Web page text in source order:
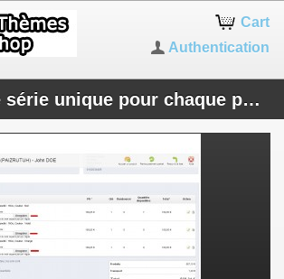
Cart
Authentication
Numéros de série unique pour chaque produit (Prestashop 1.5)